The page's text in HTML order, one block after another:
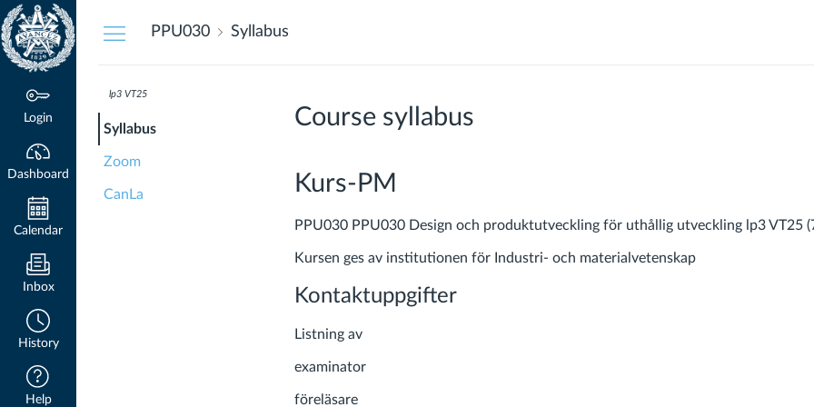
Dashboard
Login
Dashboard
Calendar
Inbox
History
Help
PPU030 Syllabus
lp3 VT25
Syllabus
Zoom
CanLa
Course syllabus
Kurs-PM
PPU030 PPU030 Design och produktutveckling för uthållig utveckling lp3 VT25
Kursen ges av institutionen för Industri- och materialvetenskap
Kontaktuppgifter
Listning av
examinator
föreläsare